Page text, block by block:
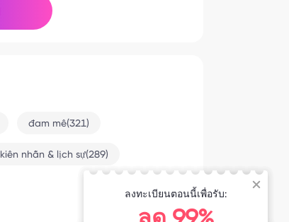
đam mê(321)
kiên nhẫn & lịch sự(289)
6-27 7:02
ลงทะเบียนตอนนี้เพื่อรับ: